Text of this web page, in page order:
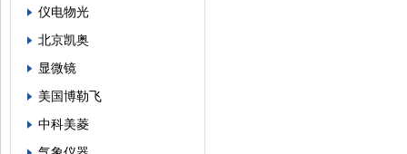
仪电物光
北京凯奥
显微镜
美国博勒飞
中科美菱